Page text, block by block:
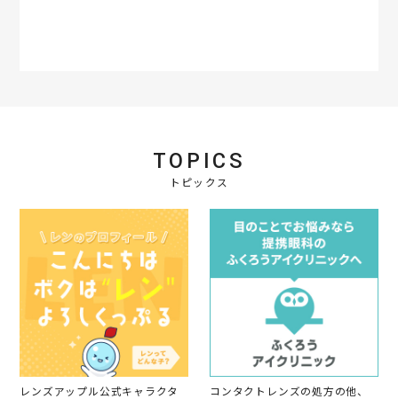
TOPICS
トピックス
レンズアップル公式キャラクタ
コンタクトレンズの処方の他、